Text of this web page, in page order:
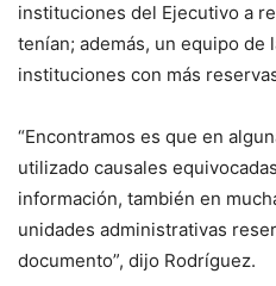
instituciones del Ejecutivo a
tenían; además, un equipo de
instituciones con más
“Encontramos es que en
utilizado causales
información, también en
unidades administrativas
documento”, dijo Rodríguez.